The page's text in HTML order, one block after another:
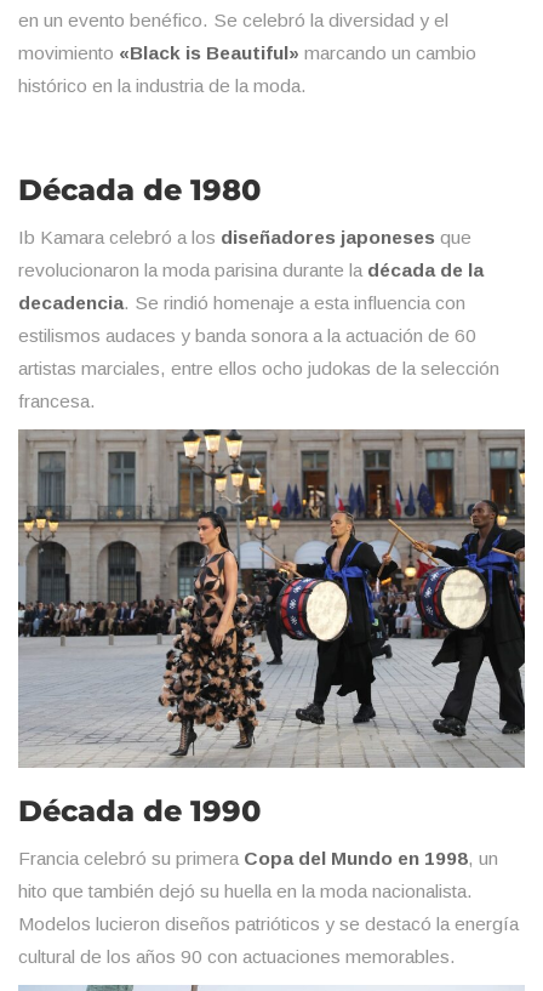
en un evento benéfico. Se celebró la diversidad y el
movimiento «Black is Beautiful» marcando un cambio
histórico en la industria de la moda.
Década de 1980
Ib Kamara celebró a los diseñadores japoneses que
revolucionaron la moda parisina durante la década de la
decadencia. Se rindió homenaje a esta influencia con
estilismos audaces y banda sonora a la actuación de 60
artistas marciales, entre ellos ocho judokas de la selección
francesa.
Década de 1990
Francia celebró su primera Copa del Mundo en 1998, un
hito que también dejó su huella en la moda nacionalista.
Modelos lucieron diseños patrióticos y se destacó la energía
cultural de los años 90 con actuaciones memorables.